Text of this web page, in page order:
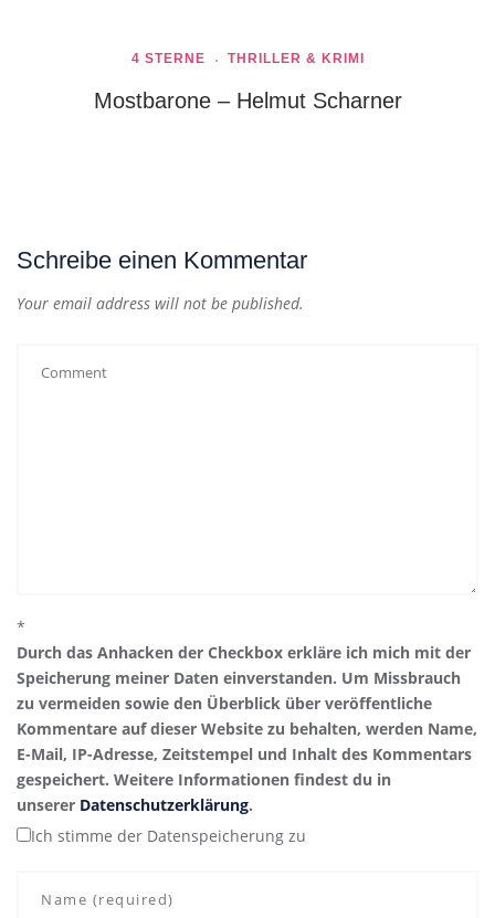
4 STERNE THRILLER & KRIMI
Mostbarone – Helmut Scharner
Schreibe einen Kommentar
Your email address will not be published.
*
Durch das Anhacken der Checkbox erkläre ich mich mit der
Speicherung meiner Daten einverstanden. Um Missbrauch
zu vermeiden sowie den Überblick über veröffentliche
Kommentare auf dieser Website zu behalten, werden Name,
E-Mail, IP-Adresse, Zeitstempel und Inhalt des Kommentars
gespeichert. Weitere Informationen findest du in
unserer Datenschutzerklärung.
Ich stimme der Datenspeicherung zu